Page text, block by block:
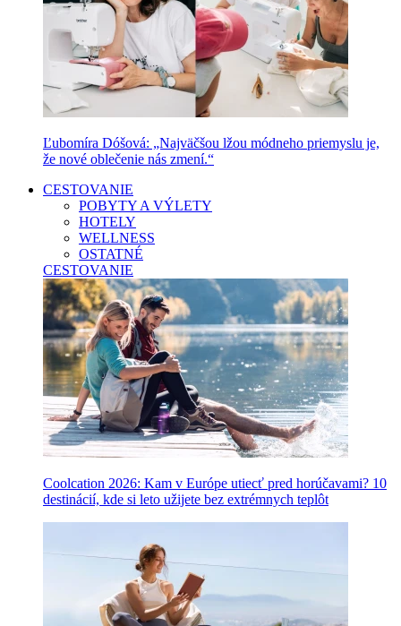
Ľubomíra Dóšová: „Najväčšou lžou módneho priemyslu je,
že nové oblečenie nás zmení.“
CESTOVANIE
POBYTY A VÝLETY
HOTELY
WELLNESS
OSTATNÉ
CESTOVANIE
Coolcation 2026: Kam v Európe utiecť pred horúčavami? 10
destinácií, kde si leto užijete bez extrémnych teplôt